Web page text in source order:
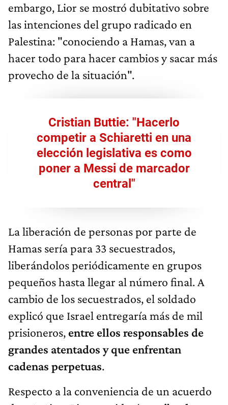
embargo, Lior se mostró dubitativo sobre
las intenciones del grupo radicado en
Palestina: "conociendo a Hamas, van a
hacer todo para hacer cambios y sacar más
provecho de la situación".
Cristian Buttie: "Hacerlo
competir a Schiaretti en una
elección legislativa es como
poner a Messi de marcador
central"
La liberación de personas por parte de
Hamas sería para 33 secuestrados,
liberándolos periódicamente en grupos
pequeños hasta llegar al número final. A
cambio de los secuestrados, el soldado
explicó que Israel entregaría más de mil
prisioneros, entre ellos responsables de
grandes atentados y que enfrentan
cadenas perpetuas.
Respecto a la conveniencia de un acuerdo